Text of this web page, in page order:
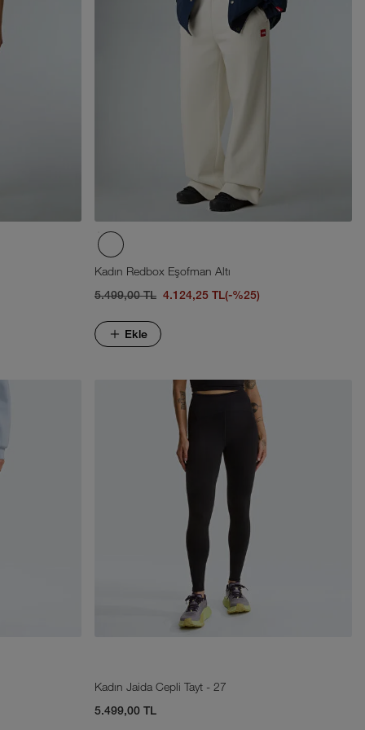
Kadın Redbox Eşofman Altı
5.499,00 TL 4.124,25 TL(-%25)
Ekle
Kadın Jaida Cepli Tayt - 27
5.499,00 TL